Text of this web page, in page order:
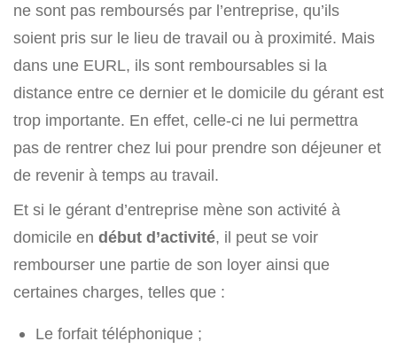
ne sont pas remboursés par l’entreprise, qu’ils
soient pris sur le lieu de travail ou à proximité. Mais
dans une EURL, ils sont remboursables si la
distance entre ce dernier et le domicile du gérant est
trop importante. En effet, celle-ci ne lui permettra
pas de rentrer chez lui pour prendre son déjeuner et
de revenir à temps au travail.
Et si le gérant d’entreprise mène son activité à
domicile en début d’activité, il peut se voir
rembourser une partie de son loyer ainsi que
certaines charges, telles que :
Le forfait téléphonique ;